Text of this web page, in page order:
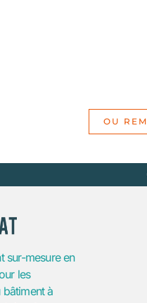
OU
sur-mesure en
les
à